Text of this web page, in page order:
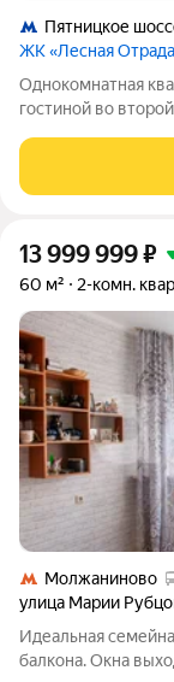
Пятницкое
ЖК «Лесная
Однокомнатная
гостиной во второй
Проектом
могли вести
13 999 999₽
60 м² 2-комн.
Молжаниново
улица Марии
Идеальная
балкона. Окна